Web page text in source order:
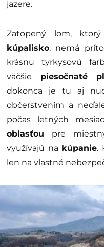
jazere.
Zatopený lom,
kúpalisko, nemá
krásnu tyrkysovú
väčšie piesočnaté
dokonca je tu aj
občerstvením a
počas letných
oblasťou pre
využívajú na kúpanie.
len na vlastné